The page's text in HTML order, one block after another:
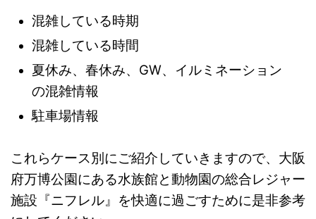
混雑している時期
混雑している時間
夏休み、春休み、GW、イルミネーション
の混雑情報
駐車場情報
これらケース別にご紹介していきますので、大阪
府万博公園にある水族館と動物園の総合レジャー
施設『ニフレル』 を快適に過ごすために是非参考